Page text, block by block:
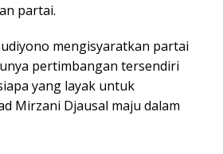
partai.
mengisyaratkan partai
pertimbangan tersendiri
yang layak untuk
Mirzani Djausal maju dalam